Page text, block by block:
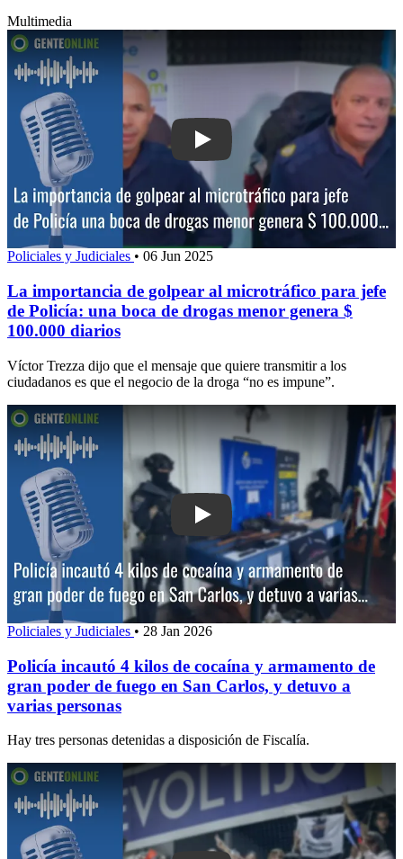
Multimedia
Play: La importancia de golpear al
Policiales y Judiciales • 06 Jun 2025
La importancia de golpear al microtráfico para jefe
de Policía: una boca de drogas menor genera $
100.000 diarios
Víctor Trezza dijo que el mensaje que quiere transmitir a los
ciudadanos es que el negocio de la droga “no es impune”.
Play: Policía incautó 4 kilos de
Policiales y Judiciales • 28 Jan 2026
Policía incautó 4 kilos de cocaína y armamento de
gran poder de fuego en San Carlos, y detuvo a
varias personas
Hay tres personas detenidas a disposición de Fiscalía.